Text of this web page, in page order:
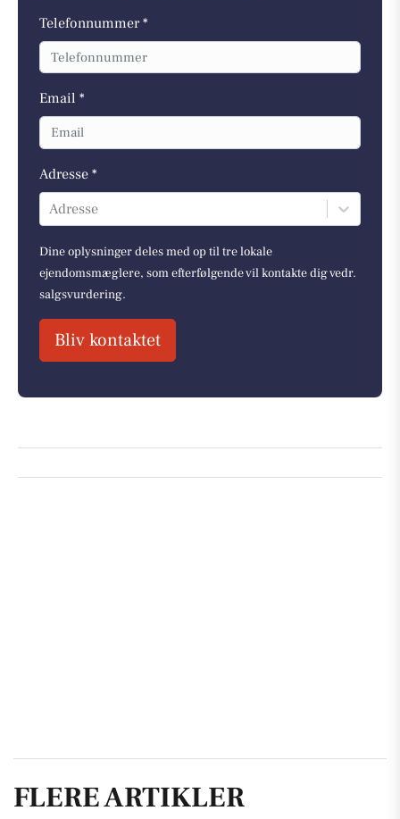
Telefonnummer *
Email *
Adresse *
Adresse
Dine oplysninger deles med op til tre lokale
ejendomsmæglere, som efterfølgende vil kontakte dig vedr.
salgsvurdering.
Bliv kontaktet
FLERE ARTIKLER